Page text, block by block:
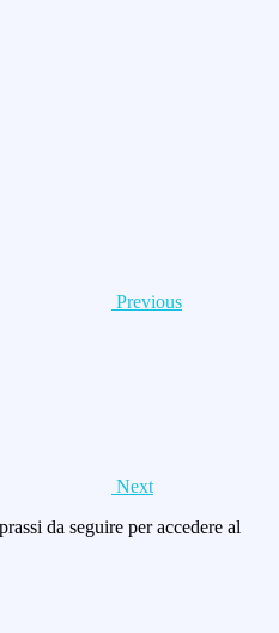
Previous
Next
da seguire per accedere al